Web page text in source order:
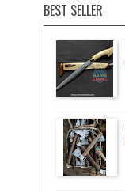
BEST SELLER